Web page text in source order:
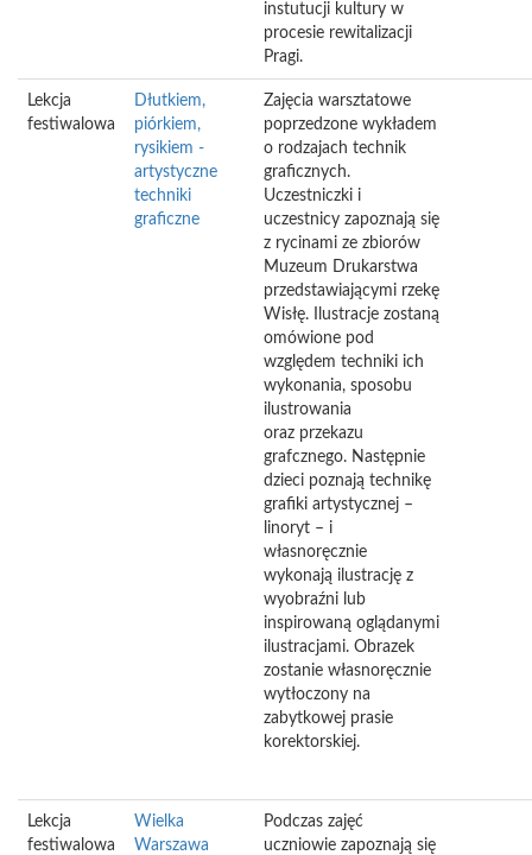
instutucji kultury w
procesie rewitalizacji
Pragi.
Lekcja
festiwalowa
Dłutkiem,
piórkiem,
rysikiem -
artystyczne
techniki
graficzne
Zajęcia warsztatowe
poprzedzone wykładem
o rodzajach technik
graficznych.
Uczestniczki i
uczestnicy zapoznają się
z rycinami ze zbiorów
Muzeum Drukarstwa
przedstawiającymi rzekę
Wisłę. Ilustracje zostaną
omówione pod
względem techniki ich
wykonania, sposobu
ilustrowania
oraz przekazu
grafcznego. Następnie
dzieci poznają technikę
grafiki artystycznej –
linoryt – i
własnoręcznie
wykonają ilustrację z
wyobraźni lub
inspirowaną oglądanymi
ilustracjami. Obrazek
zostanie własnoręcznie
wytłoczony na
zabytkowej prasie
korektorskiej.
Lekcja
festiwalowa
Wielka
Warszawa
Podczas zajęć
uczniowie zapoznają się